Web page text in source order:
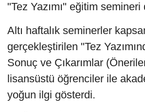
"Tez Yazımı" eğitim
Altı haftalık seminerler
gerçekleştirilen "Tez
Sonuç ve Çıkarımlar
lisansüstü öğrenciler ile
yoğun ilgi gösterdi.